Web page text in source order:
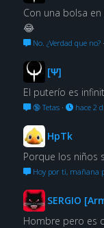
Con una bolsa
😂
No. ¿Verdad que no?·
[Ψ]
El puterío es
🔞 Tetas· hace 2
HpTk
Porque los niños
Hoy por ti, mañana
SERGIO
Hombre pero es